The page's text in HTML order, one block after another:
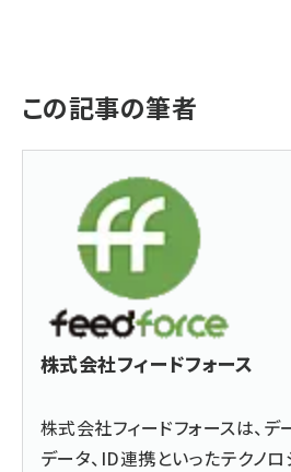
この記事の筆者
株式会社フィードフォース
株式会社フィードフォースは、デ
データ、ID連携といったテクノ